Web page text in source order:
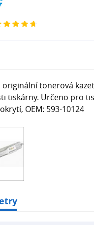
originální tonerová
tiskárny. Určeno pro
OEM: 593-10124